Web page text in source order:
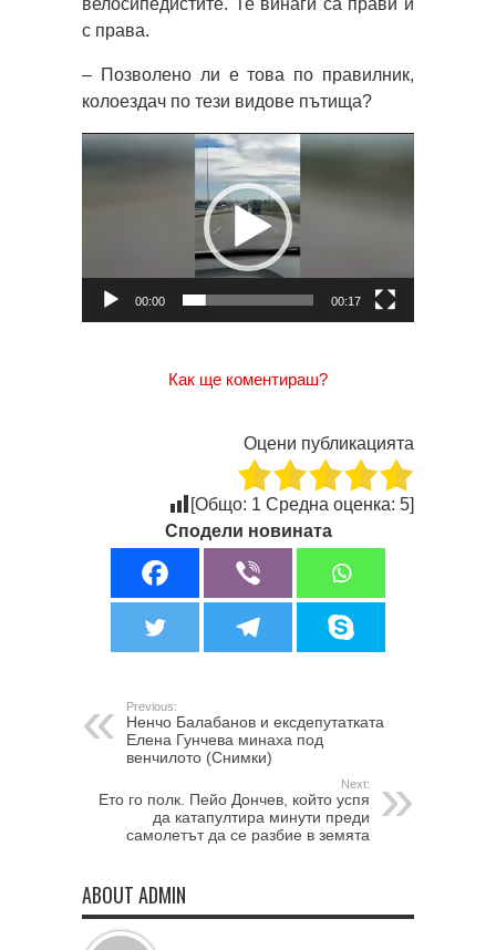
велосипедистите. Те винаги са прави и
с права.
– Позволено ли е това по правилник,
колоездач по тези видове пътища?
Видео
00:00 00:17
Как ще коментираш?
Оцени публикацията
[Общо: 1 Средна оценка: 5]
Сподели новината
Previous:
Ненчо Балабанов и ексдепутатката
Елена Гунчева минаха под
венчилото (Снимки)
Next:
Ето го полк. Пейо Дончев, който успя
да катапултира минути преди
самолетът да се разбие в земята
ABOUT ADMIN